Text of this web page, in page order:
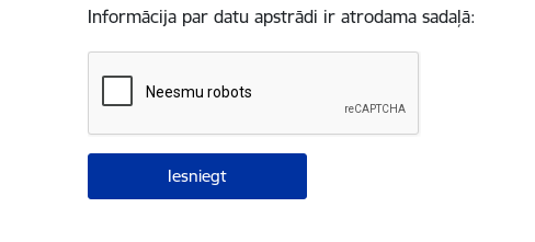
Informācija par datu apstrādi ir atrodama sadaļā: